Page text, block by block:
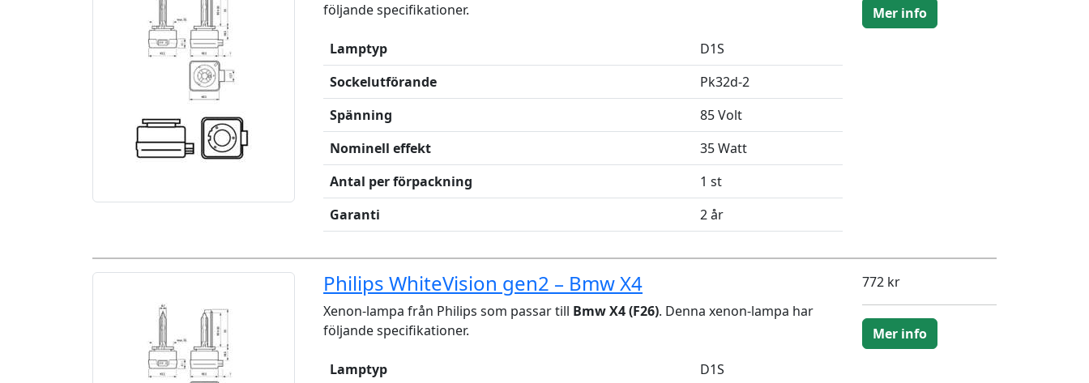
följande specifikationer.
Lamptyp
D1S
Sockelutförande
Pk32d-2
Spänning
85 Volt
Nominell effekt
35 Watt
Antal per förpackning
1 st
Garanti
2 år
Mer info
Philips WhiteVision gen2 – Bmw X4
Xenon-lampa från Philips som passar till Bmw X4 (F26). Denna xenon-lampa har
följande specifikationer.
Lamptyp
D1S
772 kr
Mer info